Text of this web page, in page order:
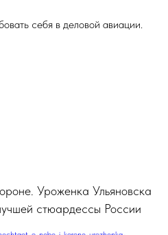
себя в деловой авиации.
Уроженка Ульяновска
стюардессы России